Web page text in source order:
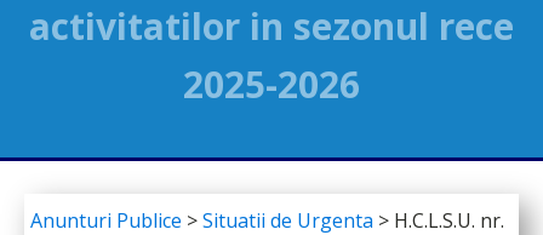
activitatilor in sezonul rece
2025-2026
Anunturi Publice >Situatii de Urgenta > H.C.L.S.U. nr.